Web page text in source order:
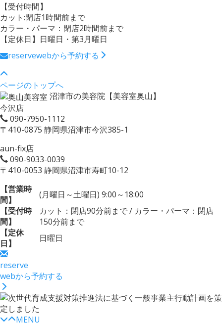
【受付時間】
カット:閉店1時間前まで
カラー・パーマ：閉店2時間前まで
【定休日】日曜日・第3月曜日
reservewebから予約する
ページのトップへ
沼津市の美容院【美容室奥山】
今沢店
090-7950-1112
〒410-0875 静岡県沼津市今沢385-1
aun-fix店
090-9033-0039
〒410-0053 静岡県沼津市寿町10-12
【営業時
間】
(月曜日～土曜日) 9:00～18:00
【受付時
間】
カット：閉店90分前まで / カラー・パーマ：閉店
150分前まで
【定休
日】
日曜日
reserve
webから予約する
MENU